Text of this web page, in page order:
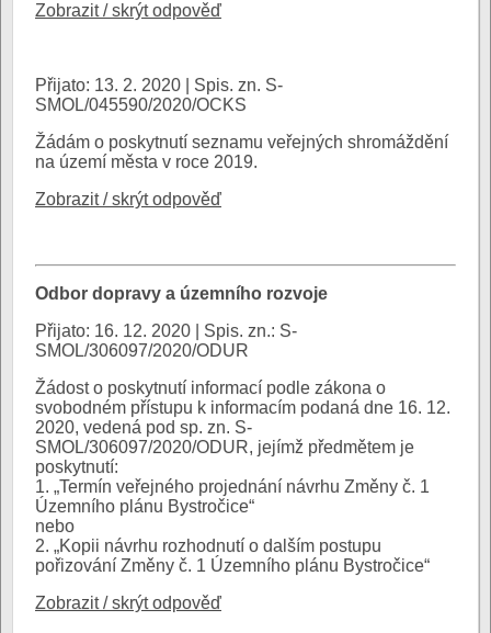
Zobrazit / skrýt odpověď
Přijato: 13. 2. 2020 | Spis. zn. S-
SMOL/045590/2020/OCKS
Žádám o poskytnutí seznamu veřejných shromáždění
na území města v roce 2019.
Zobrazit / skrýt odpověď
Odbor dopravy a územního rozvoje
Přijato: 16. 12. 2020 | Spis. zn.: S-
SMOL/306097/2020/ODUR
Žádost o poskytnutí informací podle zákona o
svobodném přístupu k informacím podaná dne 16. 12.
2020, vedená pod sp. zn. S-
SMOL/306097/2020/ODUR, jejímž předmětem je
poskytnutí:
1. „Termín veřejného projednání návrhu Změny č. 1
Územního plánu Bystročice“
nebo
2. „Kopii návrhu rozhodnutí o dalším postupu
pořizování Změny č. 1 Územního plánu Bystročice“
Zobrazit / skrýt odpověď